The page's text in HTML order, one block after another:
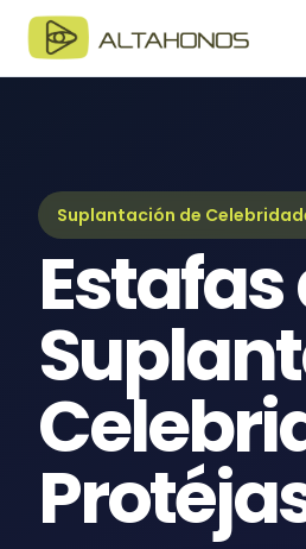
Suplantación de
Estafas